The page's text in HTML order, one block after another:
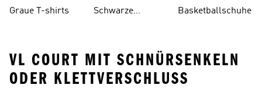
Graue T-shirts
Schwarze
Basketballschuhe
VL COURT MIT SCHNÜRSENKELN
ODER KLETTVERSCHLUSS